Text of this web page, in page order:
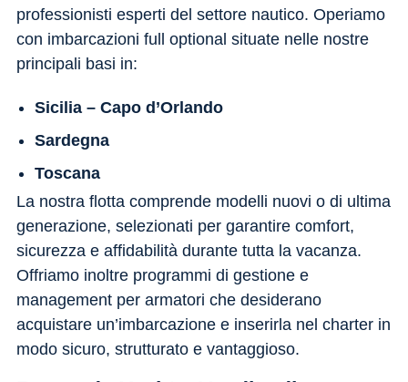
professionisti esperti del settore nautico. Operiamo
con imbarcazioni full optional situate nelle nostre
principali basi in:
Sicilia – Capo d’Orlando
Sardegna
Toscana
La nostra flotta comprende modelli nuovi o di ultima
generazione, selezionati per garantire comfort,
sicurezza e affidabilità durante tutta la vacanza.
Offriamo inoltre programmi di gestione e
management per armatori che desiderano
acquistare un’imbarcazione e inserirla nel charter in
modo sicuro, strutturato e vantaggioso.